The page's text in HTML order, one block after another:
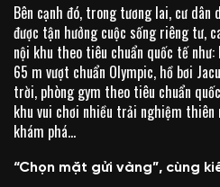
Bên cạnh đó, trong tương lai, cư dân
được tận hưởng cuộc sống riêng tư,
nội khu theo tiêu chuẩn quốc tế
65 m vượt chuẩn Olympic, hồ bơi
trời, phòng gym theo tiêu chuẩn
khu vui chơi nhiều trải nghiệm
khám phá…
“Chọn mặt gửi vàng”, cùng